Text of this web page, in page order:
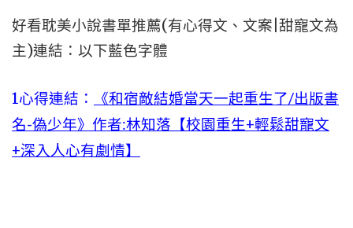
好看耽美小說書單推薦(有心得文、文案|甜寵文為
主)連結：以下藍色字體
1心得連結：
《和宿敵結婚當天一起重生了/出版書
名-偽少年》作者:林知落【校園重生+輕鬆甜寵文
+深入人心有劇情】